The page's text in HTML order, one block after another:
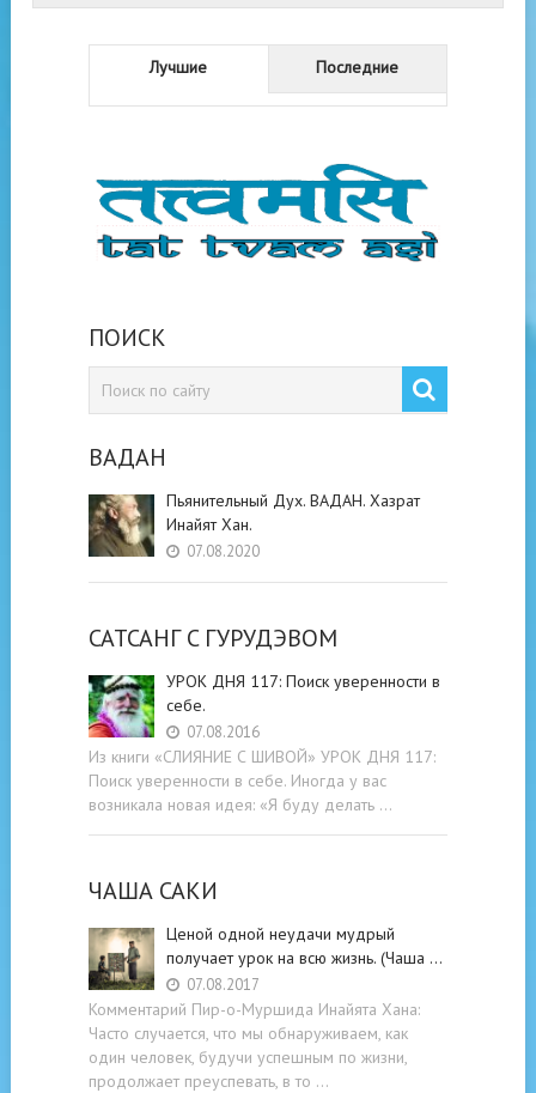
Лучшие Последние
ПОИСК
ВАДАН
Пьянительный Дух. ВАДАН. Хазрат
Инайят Хан.
07.08.2020
САТСАНГ C ГУРУДЭВОМ
УРОК ДНЯ 117: Поиск уверенности в
себе.
07.08.2016
Из книги «СЛИЯНИЕ С ШИВОЙ» УРОК ДНЯ 117:
Поиск уверенности в себе. Иногда у вас
возникала новая идея: «Я буду делать …
ЧАША САКИ
Ценой одной неудачи мудрый
получает урок на всю жизнь. (Чаша …
07.08.2017
Комментарий Пир-о-Муршида Инайята Хана:
Часто случается, что мы обнаруживаем, как
один человек, будучи успешным по жизни,
продолжает преуспевать, в то …